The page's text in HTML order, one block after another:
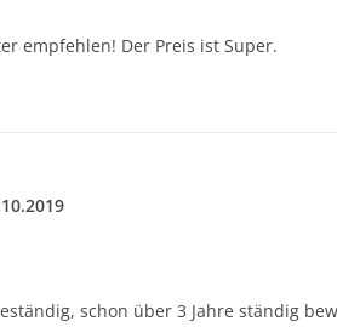
empfehlen! Der Preis ist Super.
schon über 3 Jahre ständig